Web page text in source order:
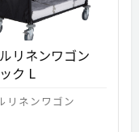
リネンワゴン
ク L
リネンワゴン